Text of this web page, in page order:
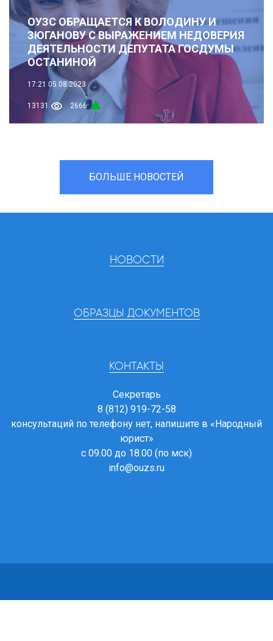
ОУЗС ОБРАЩАЕТСЯ К ВОЛОДИНУ И
ЗЮГАНОВУ С ВЫРАЖЕНИЕМ НЕДОВЕРИЯ
ДЕЯТЕЛЬНОСТИ ДЕПУТАТА ГОСДУМЫ
ОСТАНИНОЙ
17:21 05.08.2023
13131 2666
БОЛЬШЕ НОВОСТЕЙ
НОВОСТИ
ОБРАЗЦЫ ДОКУМЕНТОВ
КОНТАКТЫ
Секретарь
8 (812) 919-72-58
консультаций по телефону нет, напишите в «Народный
юрист»
с 09.00 до 18.00 (по мск)
info@ouzs.ru